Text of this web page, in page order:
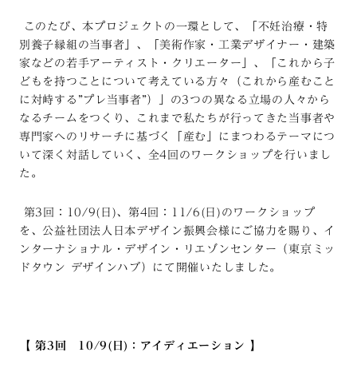
このたび、本プロジェクトの一環として、「不妊治療・特
別養子縁組の当事者」、「美術作家・工業デザイナー・建築
家などの若手アーティスト・クリエーター」、「これから子
どもを持つことについて考えている方々（これから産むこと
に対峙する”プレ当事者”）」の3つの異なる立場の人々から
なるチームをつくり、これまで私たちが行ってきた当事者や
専門家へのリサーチに基づく「産む」にまつわるテーマにつ
いて深く対話していく、全4回のワークショップを行いまし
た。
第3回：10/9(日)、第4回：11/6(日)のワークショップ
を、公益社団法人日本デザイン振興会様にご協力を賜り、イ
ンターナショナル・デザイン・リエゾンセンター（東京ミッ
ドタウン デザインハブ）にて開催いたしました。
【 第3回 10/9(日)：アイディエーション 】